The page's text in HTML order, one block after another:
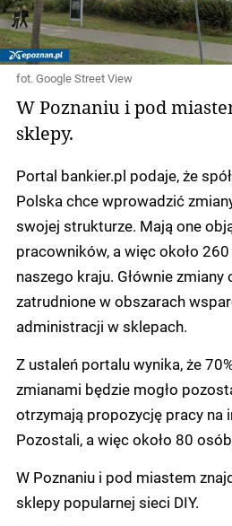
fot. Google Street View
W Poznaniu i pod
sklepy.
Portal bankier.pl podaje, że
Polska chce wprowadzić
swojej strukturze. Mają one
pracowników, a więc około
naszego kraju. Głównie
zatrudnione w obszarach
administracji w sklepach.
Z ustaleń portalu wynika, że
zmianami będzie mogło
otrzymają propozycję pracy na
Pozostali, a więc około 80
W Poznaniu i pod miastem
sklepy popularnej sieci DIY.